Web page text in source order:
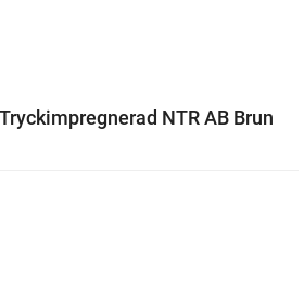
NTR AB Brun